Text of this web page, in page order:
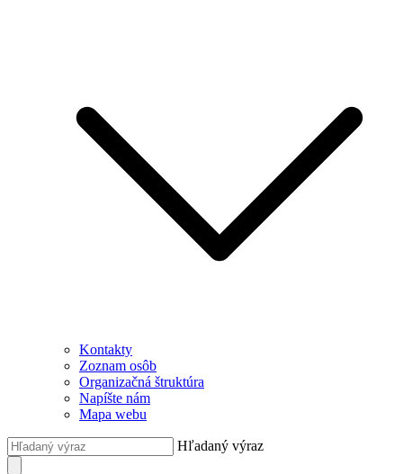
Kontakty
Zoznam osôb
Organizačná štruktúra
Napíšte nám
Mapa webu
Hľadaný výraz